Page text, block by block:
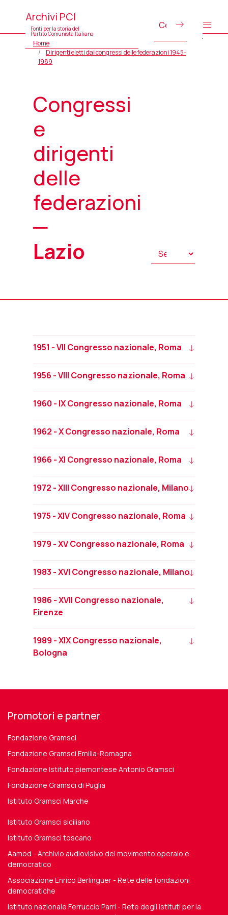
Archivi PCI
Fonti per la storia del
Partito Comunista Italiano
Home
Dirigenti eletti dai congressi delle federazioni 1945-
1989
Congressi
e
dirigenti
delle
federazioni
─
Lazio
1951 - VII Congresso nazionale, Roma
1956 - VIII Congresso nazionale, Roma
1960 - IX Congresso nazionale, Roma
1962 - X Congresso nazionale, Roma
1966 - XI Congresso nazionale, Roma
1972 - XIII Congresso nazionale, Milano
1975 - XIV Congresso nazionale, Roma
1979 - XV Congresso nazionale, Roma
1983 - XVI Congresso nazionale, Milano
1986 - XVII Congresso nazionale,
Firenze
1989 - XIX Congresso nazionale,
Bologna
Promotori e partner
Fondazione Gramsci
Fondazione Gramsci Emilia-Romagna
Fondazione Istituto piemontese Antonio Gramsci
Fondazione Gramsci di Puglia
Istituto Gramsci Marche
Istituto Gramsci siciliano
Istituto Gramsci toscano
Aamod - Archivio audiovisivo del movimento operaio e
democratico
Associazione Enrico Berlinguer - Rete delle fondazioni
democratiche
Istituto nazionale Ferruccio Parri - Rete degli istituti per la